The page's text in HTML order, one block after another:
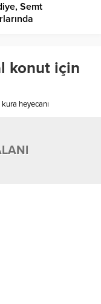
Semt
konut için
heyecanı